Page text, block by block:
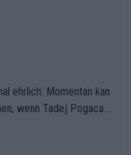
ehrlich: Momentan kan
wenn Tadej Pogacar